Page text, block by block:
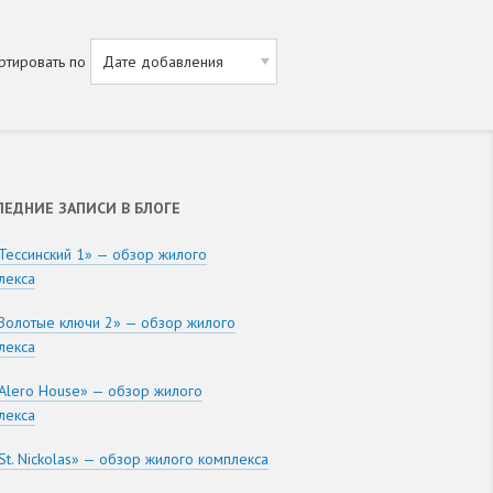
по
ЗАПИСИ В БЛОГЕ
1» — обзор жилого
ключи 2» — обзор жилого
House» — обзор жилого
Nickolas» — обзор жилого комплекса